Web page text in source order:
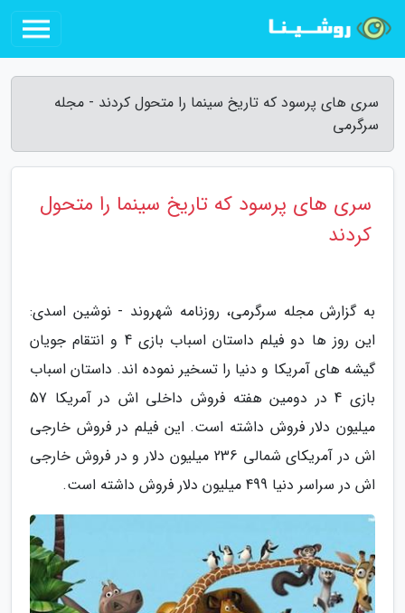
سری های پرسود که تاریخ سینما را متحول کردند - مجله
سرگرمی
سری های پرسود که تاریخ سینما را متحول
کردند
به گزارش مجله سرگرمی، روزنامه شهروند - نوشین اسدی:
این روز ها دو فیلم داستان اسباب بازی 4 و انتقام جویان
گیشه های آمریکا و دنیا را تسخیر نموده اند. داستان اسباب
بازی 4 در دومین هفته فروش داخلی اش در آمریکا 57
میلیون دلار فروش داشته است. این فیلم در فروش خارجی
اش در آمریکای شمالی 236 میلیون دلار و در فروش خارجی
اش در سراسر دنیا 499 میلیون دلار فروش داشته است.